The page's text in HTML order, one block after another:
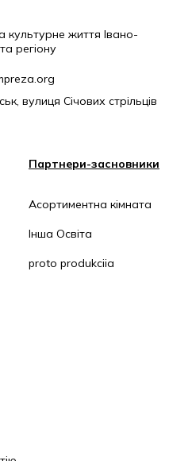
культурне життя Івано-
регіону
вулиця Січових стрільців
Партнери-засновники
Асортиментна кімната
Інша Освіта
proto produkciia